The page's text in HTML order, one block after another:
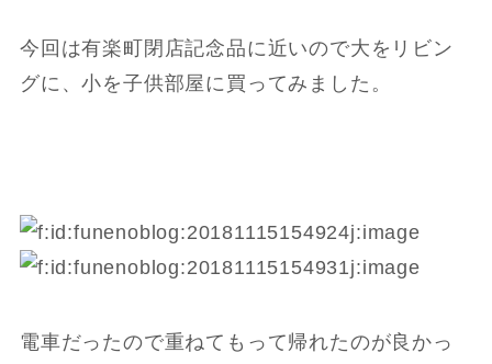
今回は有楽町閉店記念品に近いので大をリビン
グに、小を子供部屋に買ってみました。
電車だったので重ねてもって帰れたのが良かっ